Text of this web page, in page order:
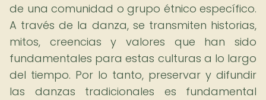
de una comunidad o grupo étnico específico.
A través de la danza, se transmiten historias,
mitos, creencias y valores que han sido
fundamentales para estas culturas a lo largo
del tiempo. Por lo tanto, preservar y difundir
las danzas tradicionales es fundamental